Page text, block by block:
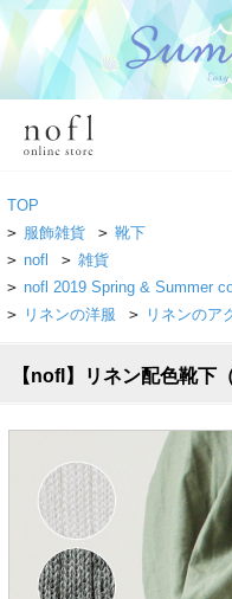
￥10,800税
アウター
ワンピース
サロペッ
スカート
レギンス
服飾雑貨
TOP
> 服飾雑貨 > 靴下
> nofl > 雑貨
> nofl 2019 Spring & Summer
>
リネンの洋服 > リネンのア
【nofl】リネン配色靴